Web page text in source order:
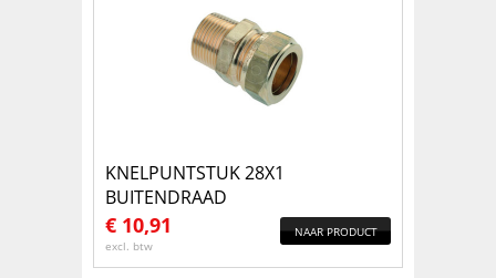
KNELPUNTSTUK 28X1
BUITENDRAAD
€ 10,91
excl. btw
NAAR PRODUCT